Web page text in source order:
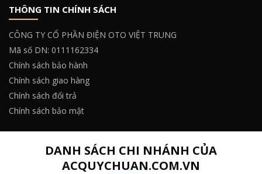
THÔNG TIN CHÍNH SÁCH
CÔNG TY CỔ PHẦN ĐIỆN OTO VIỆT TRUNG
Mã số DN: 0111162334
Chính sách bảo hành
Chính sách giao hàng
Chính sách đổi trả
Chính sách bảo mật
DANH SÁCH CHI NHÁNH CỦA
ACQUYCHUAN.COM.VN